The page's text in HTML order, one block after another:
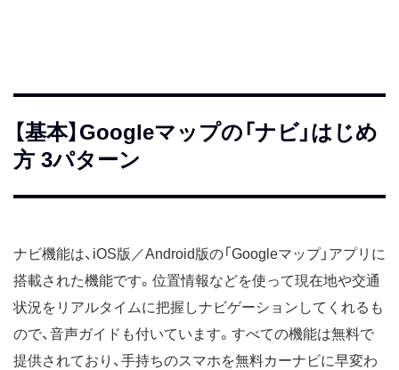
【基本】Googleマップの「ナビ」はじめ
方 3パターン
ナビ機能は、iOS版／Android版の「Googleマップ」アプリに
搭載された機能です。位置情報などを使って現在地や交通
状況をリアルタイムに把握しナビゲーションしてくれるも
ので、音声ガイドも付いています。すべての機能は無料で
提供されており、手持ちのスマホを無料カーナビに早変わ